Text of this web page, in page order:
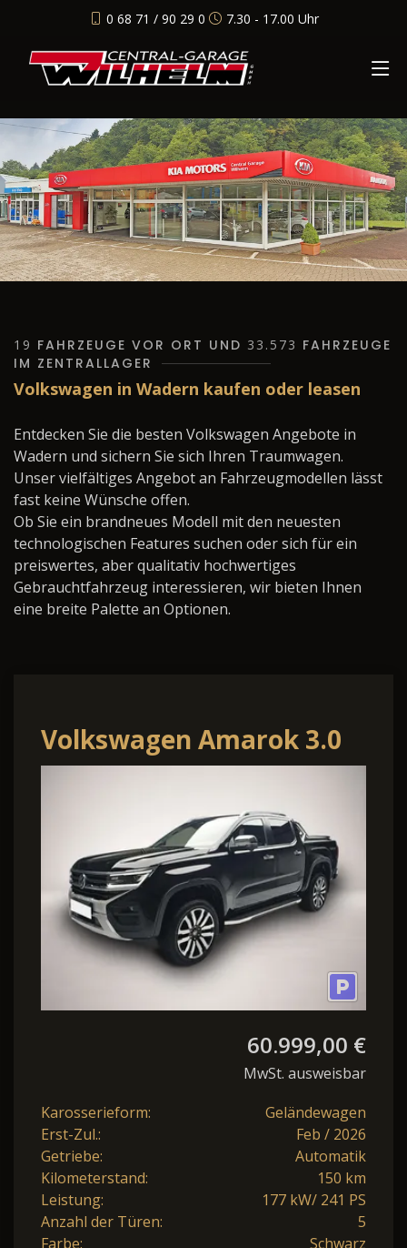
0 68 71 / 90 29 0 7.30 - 17.00 Uhr
19 FAHRZEUGE VOR ORT UND 33.573 FAHRZEUGE
IM ZENTRALLAGER
Volkswagen in Wadern kaufen oder leasen
Entdecken Sie die besten Volkswagen Angebote in
Wadern und sichern Sie sich Ihren Traumwagen.
Unser vielfältiges Angebot an Fahrzeugmodellen lässt
fast keine Wünsche offen.
Ob Sie ein brandneues Modell mit den neuesten
technologischen Features suchen oder sich für ein
preiswertes, aber qualitativ hochwertiges
Gebrauchtfahrzeug interessieren, wir bieten Ihnen
eine breite Palette an Optionen.
Volkswagen Amarok 3.0
TDI Auto. DoKa Aventura
4M Navi LED E
60.999,00 €
MwSt. ausweisbar
Karosserieform:
Geländewagen
Erst-Zul.:
Feb / 2026
Getriebe:
Automatik
Kilometerstand:
150 km
Leistung:
177 kW/ 241 PS
Anzahl der Türen:
5
Farbe:
Schwarz